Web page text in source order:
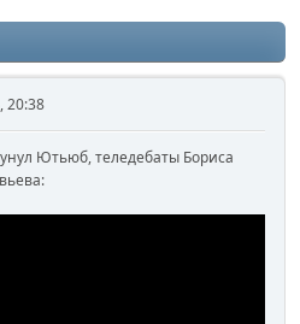
20:38
Ютьюб, теледебаты Бориса